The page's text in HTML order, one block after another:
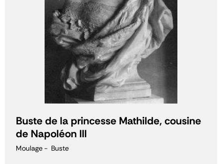
Buste de la princesse Mathilde, cousine
de Napoléon III
Moulage Buste